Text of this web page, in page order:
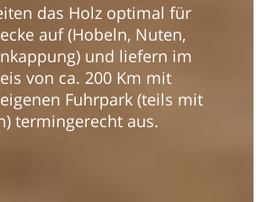
das Holz optimal für
auf (Hobeln, Nuten,
und liefern im
von ca. 200 Km mit
Fuhrpark (teils mit
termingerecht aus.